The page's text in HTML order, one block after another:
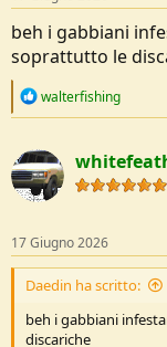
:
beh i gabbiani
soprattutto le
R
c
t
i
o
s
:
walterfishing
17 Giugno 2026
Daedin ha scritto:
beh i gabbiani
discariche